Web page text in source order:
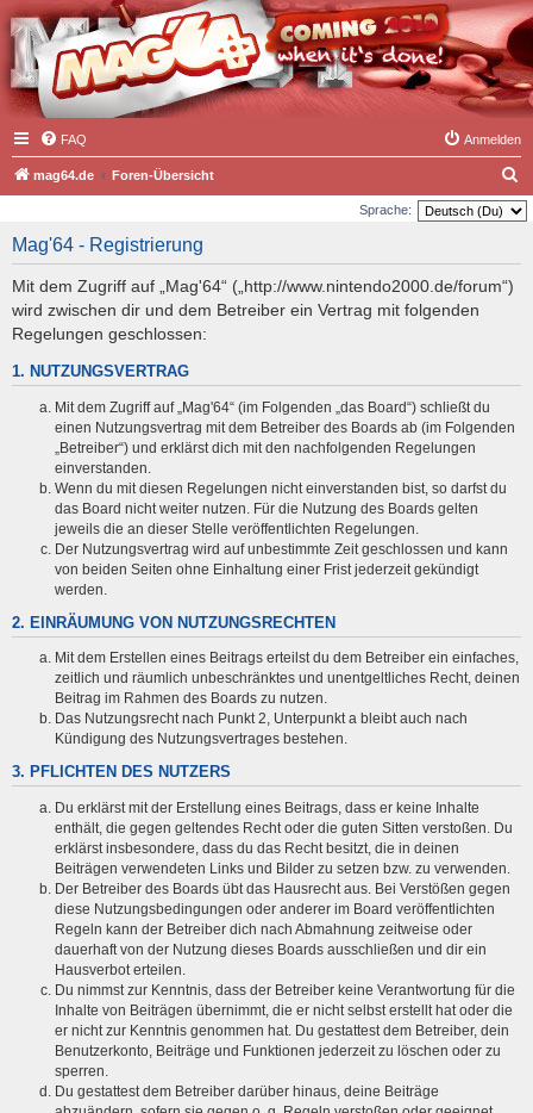
FAQ Anmelden
mag64.de Foren-Übersicht
u
Sprache:
Mag'64 - Registrierung
Mit dem Zugriff auf „Mag'64“ („http://www.nintendo2000.de/forum“)
wird zwischen dir und dem Betreiber ein Vertrag mit folgenden
Regelungen geschlossen:
1. NUTZUNGSVERTRAG
Mit dem Zugriff auf „Mag'64“ (im Folgenden „das Board“) schließt du
einen Nutzungsvertrag mit dem Betreiber des Boards ab (im Folgenden
„Betreiber“) und erklärst dich mit den nachfolgenden Regelungen
einverstanden.
Wenn du mit diesen Regelungen nicht einverstanden bist, so darfst du
das Board nicht weiter nutzen. Für die Nutzung des Boards gelten
jeweils die an dieser Stelle veröffentlichten Regelungen.
Der Nutzungsvertrag wird auf unbestimmte Zeit geschlossen und kann
von beiden Seiten ohne Einhaltung einer Frist jederzeit gekündigt
werden.
2. EINRÄUMUNG VON NUTZUNGSRECHTEN
Mit dem Erstellen eines Beitrags erteilst du dem Betreiber ein einfaches,
zeitlich und räumlich unbeschränktes und unentgeltliches Recht, deinen
Beitrag im Rahmen des Boards zu nutzen.
Das Nutzungsrecht nach Punkt 2, Unterpunkt a bleibt auch nach
Kündigung des Nutzungsvertrages bestehen.
3. PFLICHTEN DES NUTZERS
Du erklärst mit der Erstellung eines Beitrags, dass er keine Inhalte
enthält, die gegen geltendes Recht oder die guten Sitten verstoßen. Du
erklärst insbesondere, dass du das Recht besitzt, die in deinen
Beiträgen verwendeten Links und Bilder zu setzen bzw. zu verwenden.
Der Betreiber des Boards übt das Hausrecht aus. Bei Verstößen gegen
diese Nutzungsbedingungen oder anderer im Board veröffentlichten
Regeln kann der Betreiber dich nach Abmahnung zeitweise oder
dauerhaft von der Nutzung dieses Boards ausschließen und dir ein
Hausverbot erteilen.
Du nimmst zur Kenntnis, dass der Betreiber keine Verantwortung für die
Inhalte von Beiträgen übernimmt, die er nicht selbst erstellt hat oder die
er nicht zur Kenntnis genommen hat. Du gestattest dem Betreiber, dein
Benutzerkonto, Beiträge und Funktionen jederzeit zu löschen oder zu
sperren.
Du gestattest dem Betreiber darüber hinaus, deine Beiträge